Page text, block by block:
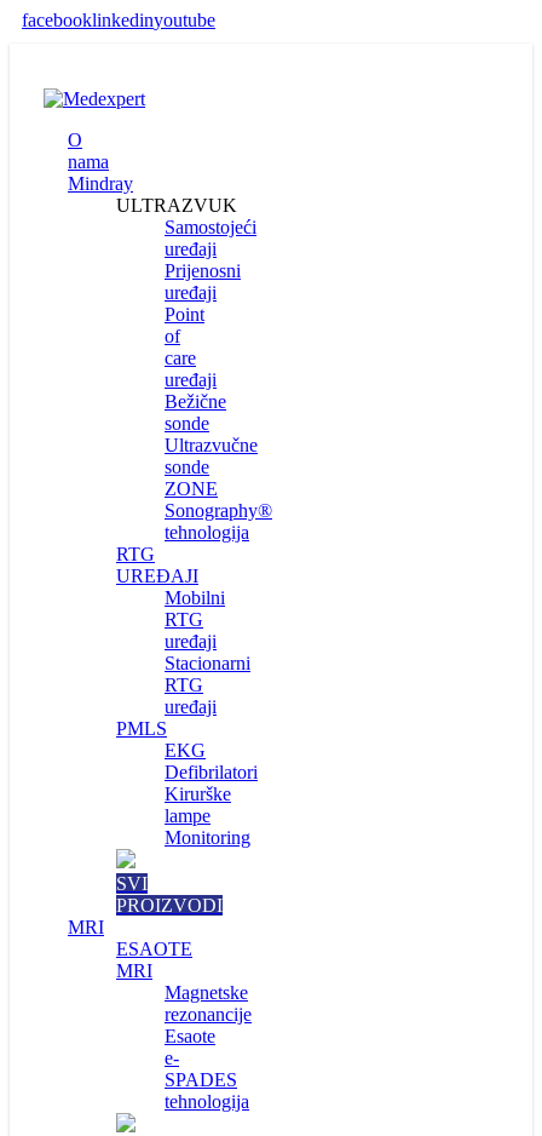
facebooklinkedinyoutube
O
nama
Mindray
ULTRAZVUK
Samostojeći
uređaji
Prijenosni
uređaji
Point
of
care
uređaji
Bežične
sonde
Ultrazvučne
sonde
ZONE
Sonography®
tehnologija
RTG
UREĐAJI
Mobilni
RTG
uređaji
Stacionarni
RTG
uređaji
PMLS
EKG
Defibrilatori
Kirurške
lampe
Monitoring
SVI
PROIZVODI
MRI
ESAOTE
MRI
Magnetske
rezonancije
Esaote
e-
SPADES
tehnologija